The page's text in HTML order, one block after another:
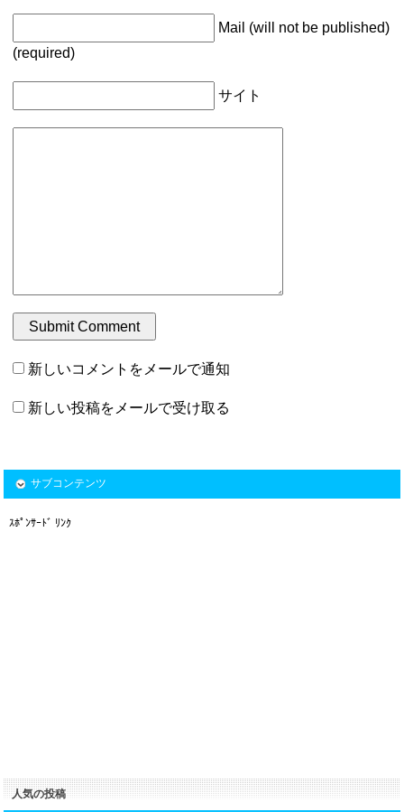
Mail (will not be published)
(required)
サイト
新しいコメントをメールで通知
新しい投稿をメールで受け取る
サブコンテンツ
ｽﾎﾟﾝｻｰﾄﾞ ﾘﾝｸ
人気の投稿